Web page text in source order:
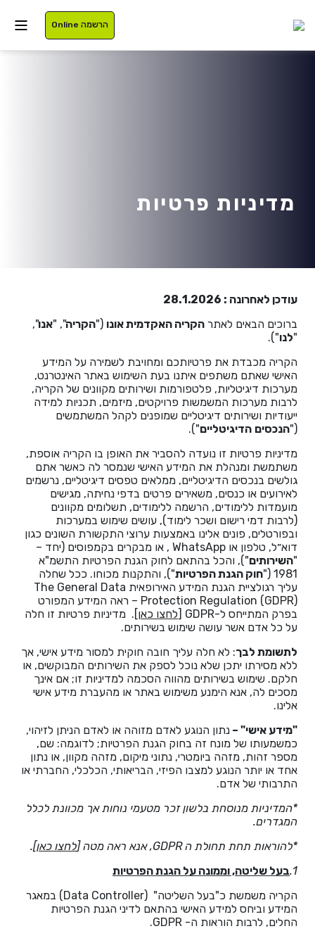
International
He
English
عربيه בואו נדבר
הרשמה Online
מדיניות פרטיות
עודכן לאחרונה : 28.1.2026
ברוכים הבאים לאתר הקריה האקדמית אונו ("הקריה", "אנו",
"לנו").
הקריה מכבדת את פרטיותכם ומחויבת לשמירה על המידע
האישי שאתם משתפים איתנו בעת השימוש באתר האינטרנט,
מערכות דיגיטליות, פלטפורמות ושירותים מקוונים של הקריה,
לרבות מערכות המשמשות פרויקטים, מיזמים, תכניות למידה
ייעודיות ושירותים דיגיטליים שמופנים לקהל המשתמשים
("הנכסים הדיגיטליים").
מדיניות פרטיות זו נועדה להסביר את האופן בו הקריה אוספת,
משתמשת ומנהלת את המידע האישי שנמסר לה כאשר אתם
גולשים בנכסים הדיגיטליים, ממלאים טפסים דיגיטליים, נרשמים
לאירועים או כנסים, משאירים פרטים בדפי נחיתה, מגישים
מועמדות ללימודים, הרשמה ללימודים, תשלומים מקוונים
(לרבות דמי רישום ושכר לימוד), עושים שימוש במערכות
ובפורטלים, פונים אלינו באמצעות ערוצי התקשורת השונים כגון
דוא״ל, טלפון או WhatsApp , או מבקרים בקמפוסים (יחד –
"השירותים"), והכל בהתאם לחוק הגנת הפרטיות התשמ"א
1981 ("
חוק הגנת הפרטיות"), והתקנות מכוחו. ככל שחלה
עליך רגולציית הגנת המידע האירופאית The General Data
Protection Regulation (GDPR) – ראה המידע המפורט
בפרק המתייחס ל-GDPR [
לחצו כאן]. מדיניות פרטיות זו חלה
על כל אדם אשר עושה שימוש בשירותים.
לתשומת לבך: לא חלה עליך חובה חוקית למסור מידע אישי, אך
ללא מסירתו יתכן שלא נוכל לספק את השירותים המבוקשים, או
חלקם. שימוש בשירותים מהווה הסכמה למדיניות זו; אם אינך
מסכים לה, אנא הימנע משימוש באתר או מהעברת מידע אישי
אלינו.
"מידע אישי" – נתון הנוגע לאדם מזוהה או לאדם הניתן לזיהוי,
כמשמעותו של מונח זה בחוק הגנת הפרטיות; לדוגמה: שם,
מספר זהות, מזהה ביומטרי, נתוני מיקום, מזהה מקוון, או נתון
אחד או יותר הנוגע למצבו הפיזי, הבריאותי, הכלכלי, החברתי או
התרבותי של אדם.
*המדיניות מנוסחת בלשון זכר מטעמי נוחות אך מכוונת לכלל
המגדרים.
*להוראות תחת תחולת הGDPR, אנא ראה מטה [לחצו כאן].
1. בעל שליטה, וממונה על הגנת הפרטיות
הקריה משמשת כ"בעל השליטה" (Data Controller) במאגר
המידע וביחס למידע האישי בהתאם לדיני הגנת הפרטיות
החלים, לרבות הוראות ה- GDPR.